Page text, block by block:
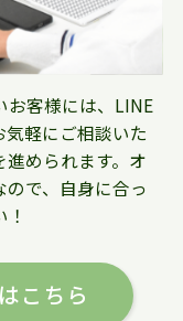
お客様には、LINE
軽にご相談いた
められます。オ
で、自身に合っ
こちら